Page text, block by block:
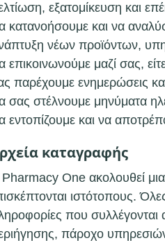
εξατομίκευση και
κατανοήσουμε και να
νέων προϊόντων,
επικοινωνούμε μαζί σας,
παρέχουμε ενημερώσεις
σας στέλνουμε μηνύματα
εντοπίζουμε και να
καταγραφής
One ακολουθεί
ιστότοπους.
που συλλέγονται
πάροχο